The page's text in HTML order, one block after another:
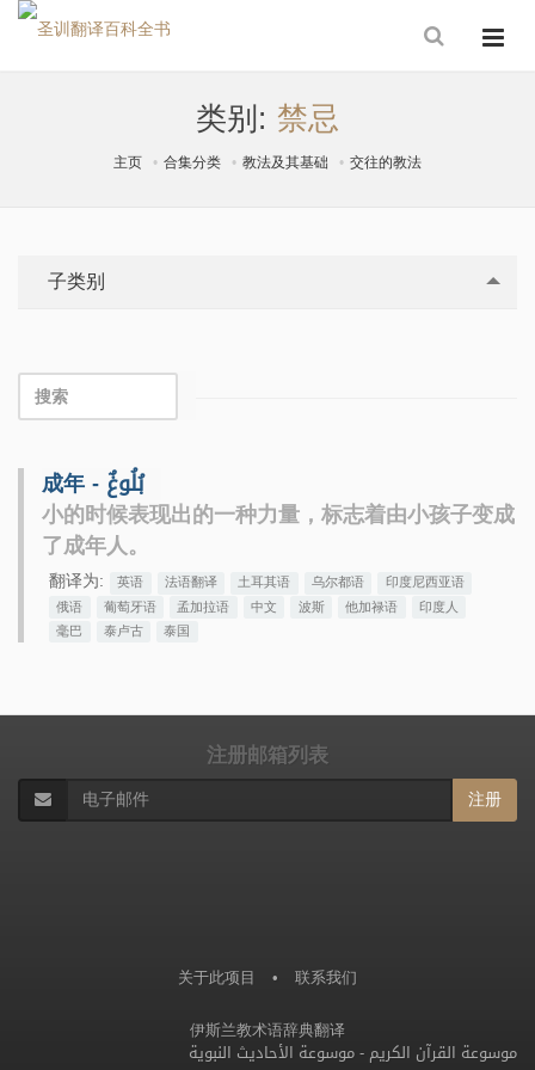
类别: 禁忌
主页 合集分类 教法及其基础 交往的教法
子类别
成年 - بُلُوغٌ
小的时候表现出的一种力量，标志着由小孩子变成
了成年人。
翻译为: 英语 法语翻译 土耳其语 乌尔都语
印度尼西亚语
俄语
葡萄牙语 孟加拉语 中文 波斯 他加禄语
印度人
毫巴
泰卢古 泰国
注册邮箱列表
注册
关于此项目 • 联系我们
伊斯兰教术语辞典翻译
موسوعة القرآن الكريم -موسوعة الأحاديث النبوية